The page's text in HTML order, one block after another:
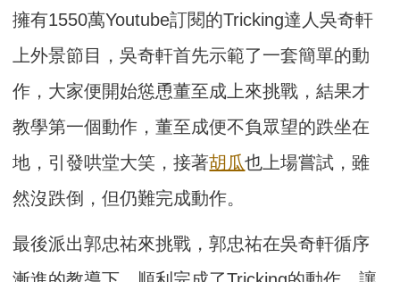
擁有1550萬Youtube訂閱的Tricking達人吳奇軒
上外景節目，吳奇軒首先示範了一套簡單的動
作，大家便開始慫恿董至成上來挑戰，結果才
教學第一個動作，董至成便不負眾望的跌坐在
地，引發哄堂大笑，接著胡瓜也上場嘗試，雖
然沒跌倒，但仍難完成動作。
最後派出郭忠祐來挑戰，郭忠祐在吳奇軒循序